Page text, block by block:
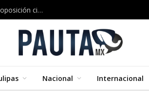
Musk construirá en Texas una megaplanta de chips pese a la oposición ciudadana
Nacional Internacional